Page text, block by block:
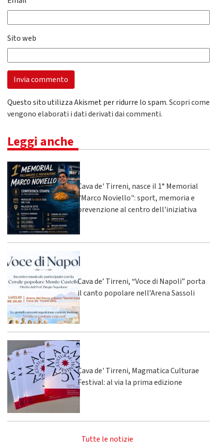
Sito web
Questo sito utilizza Akismet per ridurre lo spam.Scopri come
vengono elaborati i dati derivati dai commenti.
Leggi anche
Cava de' Tirreni, nasce il 1° Memorial
"Marco Noviello": sport, memoria e
prevenzione al centro dell'iniziativa
Cava de’ Tirreni, “Voce di Napoli” porta
il canto popolare nell’Arena Sassoli
Cava de' Tirreni, Magmatica Culturae
Festival: al via la prima edizione
Tutte le notizie